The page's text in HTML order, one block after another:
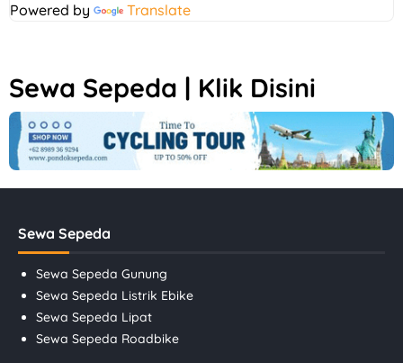
Powered by Translate
Sewa Sepeda | Klik Disini
Sewa Sepeda
Sewa Sepeda Gunung
Sewa Sepeda Listrik Ebike
Sewa Sepeda Lipat
Sewa Sepeda Roadbike